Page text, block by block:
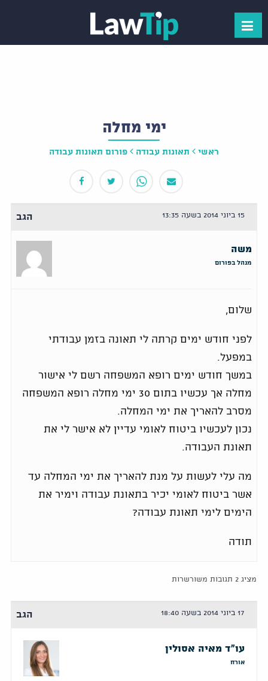
ימי מחלה
ראשי תאונות עבודה פורום תאונות עבודה
15 ביוני 2014 בשעה 13:35 הגב
משה
מנהל בפורום
שלום,
לפני חודש ימים קרתה לי תאונה בזמן עבודתי
במפעל.
במשך חודש ימים רופא המשפחה רשם לי אישור
מחלה אך עכשיו בתום 30 ימי מחלה רופא המשפחה
מסרב להאריך את ימי המחלה.
נכון לעכשיו ביטוח לאומי עדיין לא אישר לי את
תאונת העבודה.
מה עלי לעשות על מנת להאריך את ימי המחלה עד
אשר ביטוח לאומי יכיר בתאונת עבודה וימיר את
הימים לימי תאונת עבודה?
תודה
מציג 2 תגובות משורשרות
17 ביוני 2014 בשעה 18:40 הגב
עו"ד מאיה אסולין
אורח